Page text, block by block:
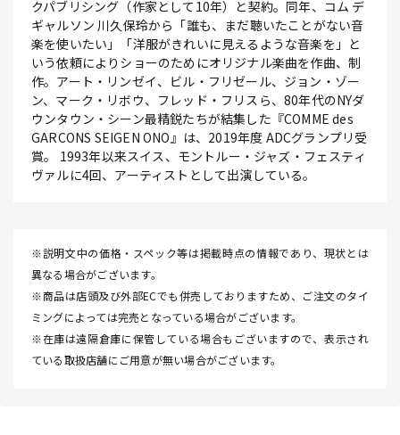
クパブリシング（作家として10年）と契約。同年、コム デ
ギャルソン 川久保玲から「誰も、まだ聴いたことがない音
楽を使いたい」「洋服がきれいに見えるような音楽を」と
いう依頼によりショーのためにオリジナル楽曲を作曲、制
作。アート・リンゼイ、ビル・フリゼール、ジョン・ゾー
ン、マーク・リボウ、フレッド・フリスら、80年代のNYダ
ウンタウン・シーン最精鋭たちが結集した『COMME des
GARCONS SEIGEN ONO』は、2019年度 ADCグランプリ受
賞。 1993年以来スイス、モントルー・ジャズ・フェスティ
ヴァルに4回、アーティストとして出演している。
※説明文中の価格・スペック等は掲載時点の情報であり、現状とは
異なる場合がございます。
※商品は店頭及び外部ECでも併売しておりますため、ご注文のタイ
ミングによっては完売となっている場合がございます。
※在庫は遠隔倉庫に保管している場合もございますので、表示され
ている取扱店舗にご用意が無い場合がございます。